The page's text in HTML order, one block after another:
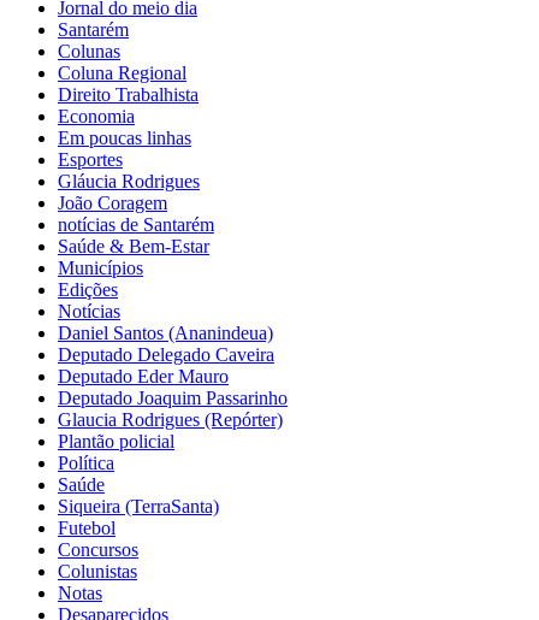
Jornal do meio dia
Santarém
Colunas
Coluna Regional
Direito Trabalhista
Economia
Em poucas linhas
Esportes
Gláucia Rodrigues
João Coragem
notícias de Santarém
Saúde & Bem-Estar
Municípios
Edições
Notícias
Daniel Santos (Ananindeua)
Deputado Delegado Caveira
Deputado Eder Mauro
Deputado Joaquim Passarinho
Glaucia Rodrigues (Repórter)
Plantão policial
Política
Saúde
Siqueira (TerraSanta)
Futebol
Concursos
Colunistas
Notas
Desaparecidos